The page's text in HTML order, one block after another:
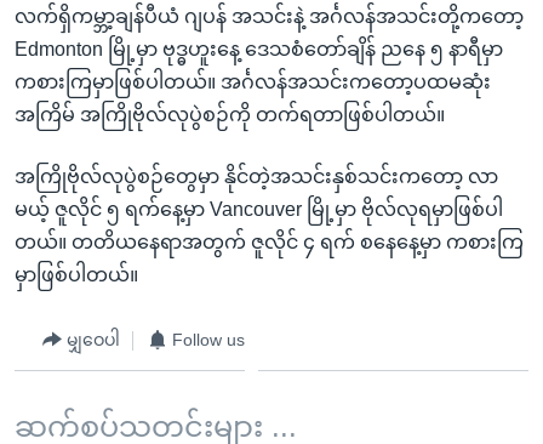
လက်ရှိကမ္ဘာ့ချန်ပီယံ ဂျပန် အသင်းနဲ့ အင်္ဂလန်အသင်းတို့ကတော့
Edmonton မြို့မှာ ဗုဒ္ဓဟူးနေ့ ဒေသစံတော်ချိန် ညနေ ၅ နာရီမှာ
ကစားကြမှာဖြစ်ပါတယ်။ အင်္ဂလန်အသင်းကတော့ပထမဆုံး
အကြိမ် အကြိုဗိုလ်လုပွဲစဉ်ကို တက်ရတာဖြစ်ပါတယ်။
အကြိုဗိုလ်လုပွဲစဉ်တွေမှာ နိုင်တဲ့အသင်းနှစ်သင်းကတော့ လာ
မယ့် ဇူလိုင် ၅ ရက်နေ့မှာ Vancouver မြို့မှာ ဗိုလ်လုရမှာဖြစ်ပါ
တယ်။ တတိယနေရာအတွက် ဇူလိုင် ၄ ရက် စနေနေ့မှာ ကစားကြ
မှာဖြစ်ပါတယ်။
မျှဝေပါ Follow us
ဆက်စပ်သတင်းများ ...